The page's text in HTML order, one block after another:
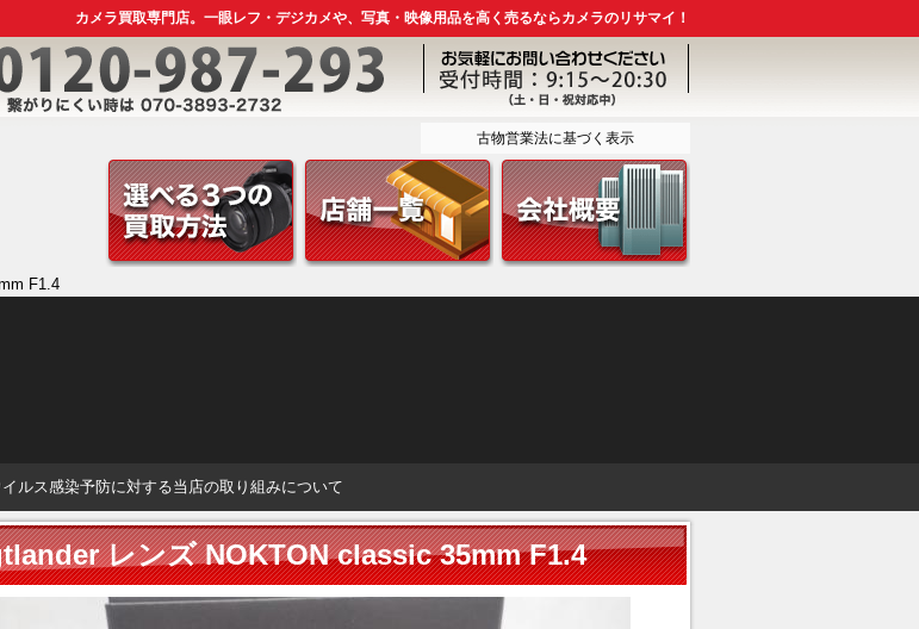
カメラ買取専門店。一眼レフ・デジカメや、写真・映像用品を高く売るならカメラのリサマイ！
古物営業法に基づく表示
F1.4
イルス感染予防に対する当店の取り組みについて
レンズ NOKTON classic 35mm F1.4